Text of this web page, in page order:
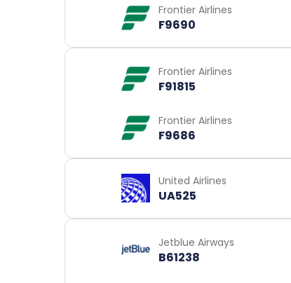
Frontier Airlines
F9690
Frontier Airlines
F91815
Frontier Airlines
F9686
United Airlines
UA525
Jetblue Airways
B61238